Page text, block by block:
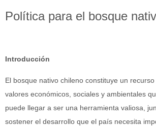
Política para el bosque
Introducción
El bosque nativo chileno constituye un
valores económicos, sociales y ambientales
puede llegar a ser una herramienta valiosa,
sostener el desarrollo que el país necesita